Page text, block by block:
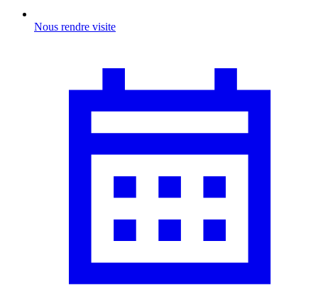
Nous rendre visite